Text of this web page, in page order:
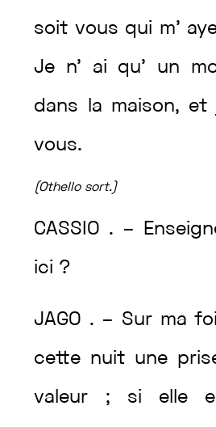
soit vous qui m’
Je n’ ai qu’ un
dans la maison, et
vous.
(Othello sort. )
CASSIO . –
ici ?
JAGO . – Sur mafoi
cette nuit une
valeur ; si elle